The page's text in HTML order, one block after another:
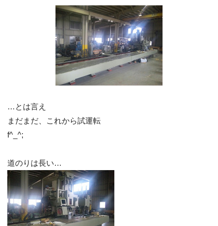
…とは言え
まだまだ、これから試運転
f^_^;
道のりは長い…